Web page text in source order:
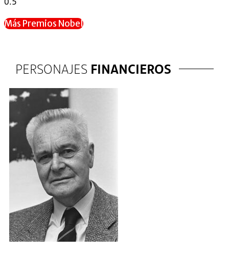
Más Premios Nobel
PERSONAJES FINANCIEROS